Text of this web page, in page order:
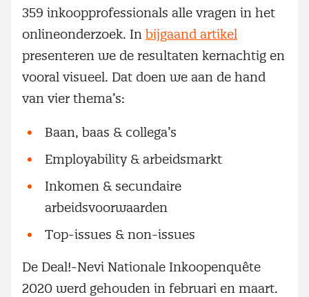
359 inkoopprofessionals alle vragen in het
onlineonderzoek. In bijgaand artikel
presenteren we de resultaten kernachtig en
vooral visueel. Dat doen we aan de hand
van vier thema’s:
Baan, baas & collega’s
Employability & arbeidsmarkt
Inkomen & secundaire
arbeidsvoorwaarden
Top-issues & non-issues
De Deal!-Nevi Nationale Inkoopenquête
2020 werd gehouden in februari en maart.